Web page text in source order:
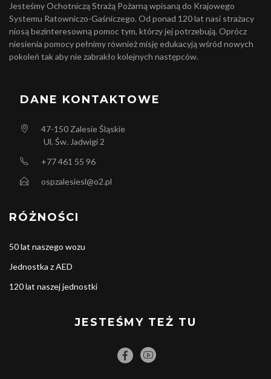
Jesteśmy Ochotniczą Strażą Pożarną wpisaną do Krajowego
Systemu Ratowniczo-Gaśniczego. Od ponad 120 lat nasi strażacy
niosą bezinteresowną pomoc tym, którzy jej potrzebują. Oprócz
niesienia pomocy pełnimy również misję edukacyją wśród nowych
pokoleń tak aby nie zabrakło kolejnych następców.
DANE KONTAKTOWE
47-150 Zalesie Śląskie
Ul. Św. Jadwigi 2
+77 461 55 96
ospzalesiesl@o2.pl
RÓŻNOŚCI
50 lat naszego wozu
Jednostka z AED
120 lat naszej jednostki
JESTEŚMY TEŻ TU